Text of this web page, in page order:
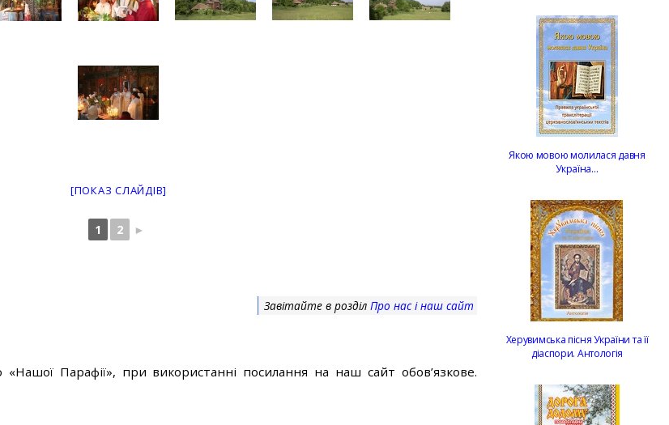
[ПОКАЗ СЛАЙДІВ]
1 2 ►
Завітайте в розділ Про нас і наш сайт
«Нашої Парафії», при використанні посилання на наш сайт обов’язкове.
Якою мовою молилася давня
Україна…
Херувимська пісня України та її
діаспори. Антологія